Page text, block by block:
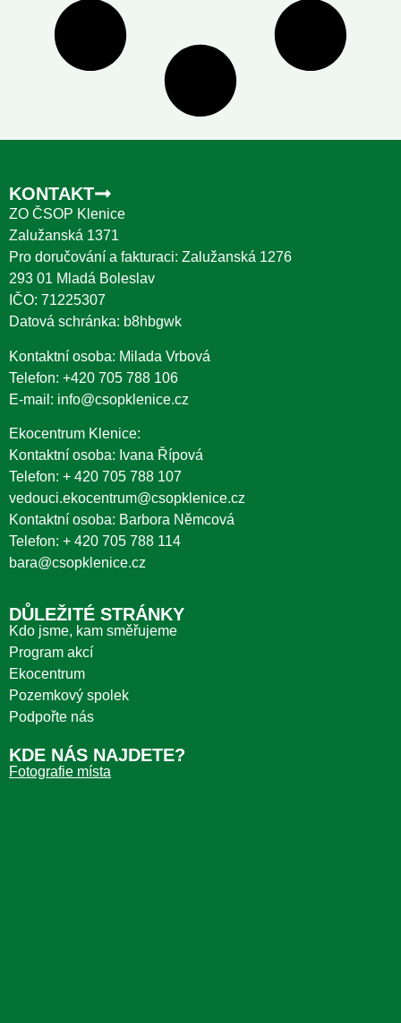
KONTAKT
ZO ČSOP Klenice
Zalužanská 1371
Pro doručování a fakturaci: Zalužanská 1276
293 01 Mladá Boleslav
IČO: 71225307
Datová schránka: b8hbgwk
Kontaktní osoba: Milada Vrbová
Telefon: +420 705 788 106
E-mail: info@csopklenice.cz
Ekocentrum Klenice:
Kontaktní osoba: Ivana Řípová
Telefon: + 420 705 788 107
vedouci.ekocentrum@csopklenice.cz
Kontaktní osoba: Barbora Němcová
Telefon: + 420 705 788 114
bara@csopklenice.cz
DŮLEŽITÉ STRÁNKY
Kdo jsme, kam směřujeme
Program akcí
Ekocentrum
Pozemkový spolek
Podpořte nás
KDE NÁS NAJDETE?
Fotografie místa